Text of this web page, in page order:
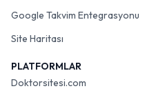
Google Takvim Entegrasyonu
Site Haritası
PLATFORMLAR
Doktorsitesi.com